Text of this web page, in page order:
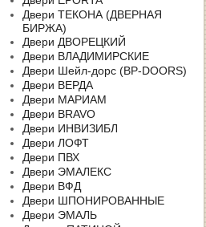
Двери ТЕКОНА (ДВЕРНАЯ
БИРЖА)
Двери ДВОРЕЦКИЙ
Двери ВЛАДИМИРСКИЕ
Двери Шейл-дорс (BP-DOORS)
Двери ВЕРДА
Двери МАРИАМ
Двери BRAVO
Двери ИНВИЗИБЛ
Двери ЛОФТ
Двери ПВХ
Двери ЭМАЛЕКС
Двери ВФД
Двери ШПОНИРОВАННЫЕ
Двери ЭМАЛЬ